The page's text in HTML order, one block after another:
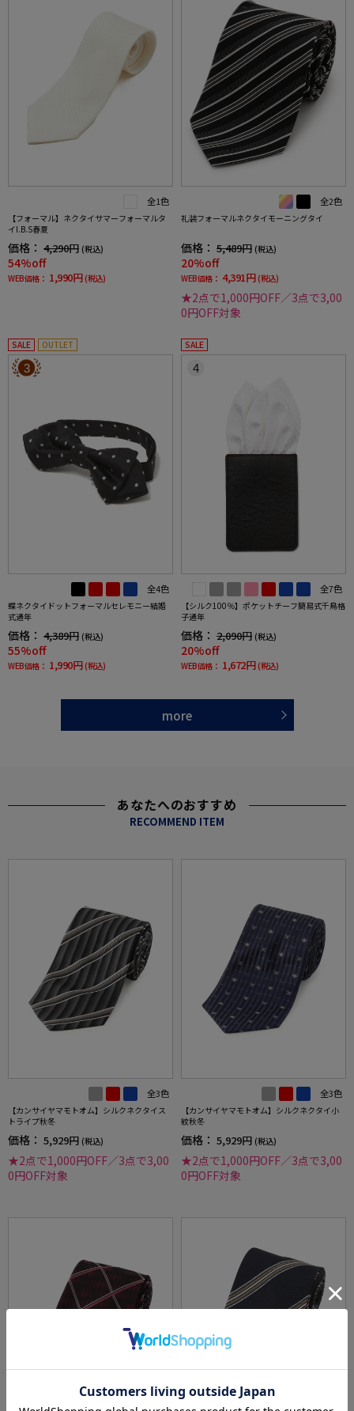
全1色
【フォーマル】ネクタイサマーフォーマルタ
イI.B.S春夏
価格： 4,290円 (税込)
54%off
WEB価格： 1,990円 (税込)
全2色
礼装フォーマルネクタイモーニングタイ
価格： 5,489円 (税込)
20%off
WEB価格： 4,391円 (税込)
★2点で1,000円OFF／3点で3,00
0円OFF対象
SALE OUTLET
3
全4色
蝶ネクタイドットフォーマルセレモニー結婚
式通年
価格： 4,389円 (税込)
55%off
WEB価格： 1,990円 (税込)
SALE
4
全7色
【シルク100％】ポケットチーフ簡易式千鳥格
子通年
価格： 2,090円 (税込)
20%off
WEB価格： 1,672円 (税込)
more
あなたへのおすすめ
RECOMMEND ITEM
全3色
【カンサイヤマモトオム】シルクネクタイス
トライプ秋冬
価格： 5,929円 (税込)
★2点で1,000円OFF／3点で3,00
0円OFF対象
全3色
【カンサイヤマモトオム】シルクネクタイ小
紋秋冬
価格： 5,929円 (税込)
★2点で1,000円OFF／3点で3,00
0円OFF対象